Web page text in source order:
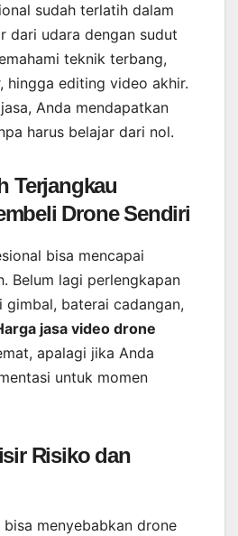
sudah terlatih dalam
dari udara dengan sudut
teknik terbang,
hingga editing video akhir.
Anda mendapatkan
harus belajar dari nol.
Terjangkau
Drone Sendiri
bisa mencapai
Belum lagi perlengkapan
gimbal, baterai cadangan,
jasa video drone
apalagi jika Anda
untuk momen
Risiko dan
bisa menyebabkan drone